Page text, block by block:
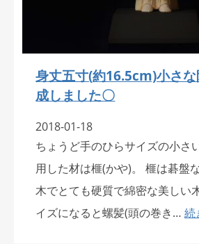
身丈五寸(約16.5cm)小さ
成しました〇
2018-01-18
ちょうど手のひらサイズの小さ
用した材は榧(かや)。 榧は碁盤
木でとても硬質で綿密な美しい
イズになると螺髪(頭の巻き…続